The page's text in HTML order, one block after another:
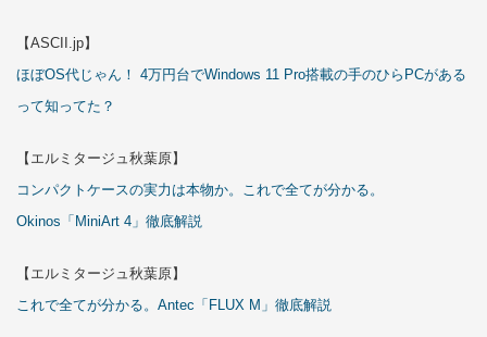
【ASCII.jp】
ほぼOS代じゃん！ 4万円台でWindows 11 Pro搭載の手のひらPCがある
って知ってた？
【エルミタージュ秋葉原】
コンパクトケースの実力は本物か。これで全てが分かる。
Okinos「MiniArt 4」徹底解説
【エルミタージュ秋葉原】
これで全てが分かる。Antec「FLUX M」徹底解説